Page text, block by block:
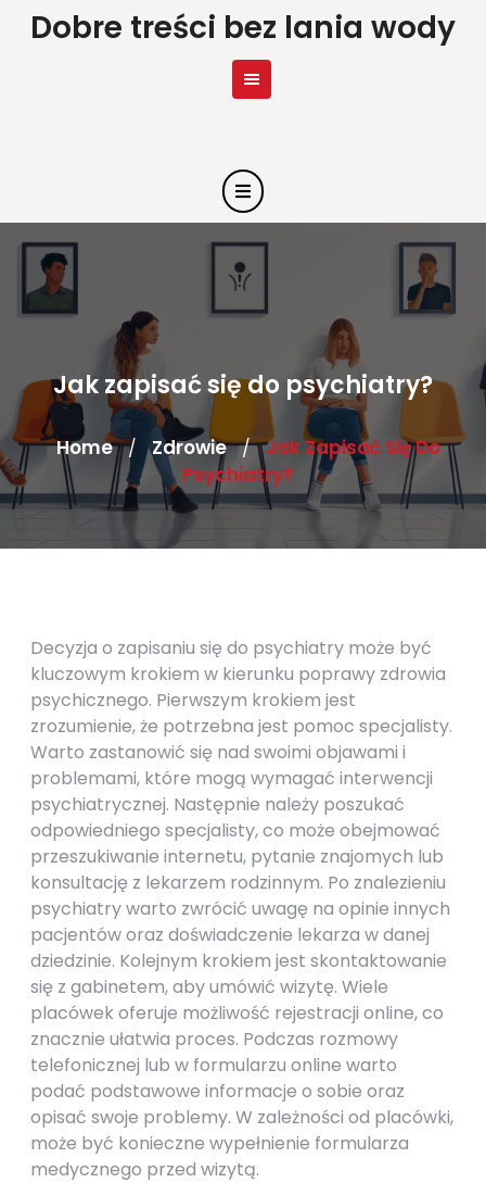
SkipDobre treści bez lania wody
Jak zapisać się do psychiatry?
Home / Zdrowie / Jak Zapisać Się Do
Psychiatry?
Decyzja o zapisaniu się do psychiatry może być
kluczowym krokiem w kierunku poprawy zdrowia
psychicznego. Pierwszym krokiem jest
zrozumienie, że potrzebna jest pomoc specjalisty.
Warto zastanowić się nad swoimi objawami i
problemami, które mogą wymagać interwencji
psychiatrycznej. Następnie należy poszukać
odpowiedniego specjalisty, co może obejmować
przeszukiwanie internetu, pytanie znajomych lub
konsultację z lekarzem rodzinnym. Po znalezieniu
psychiatry warto zwrócić uwagę na opinie innych
pacjentów oraz doświadczenie lekarza w danej
dziedzinie. Kolejnym krokiem jest skontaktowanie
się z gabinetem, aby umówić wizytę. Wiele
placówek oferuje możliwość rejestracji online, co
znacznie ułatwia proces. Podczas rozmowy
telefonicznej lub w formularzu online warto
podać podstawowe informacje o sobie oraz
opisać swoje problemy. W zależności od placówki,
może być konieczne wypełnienie formularza
medycznego przed wizytą.